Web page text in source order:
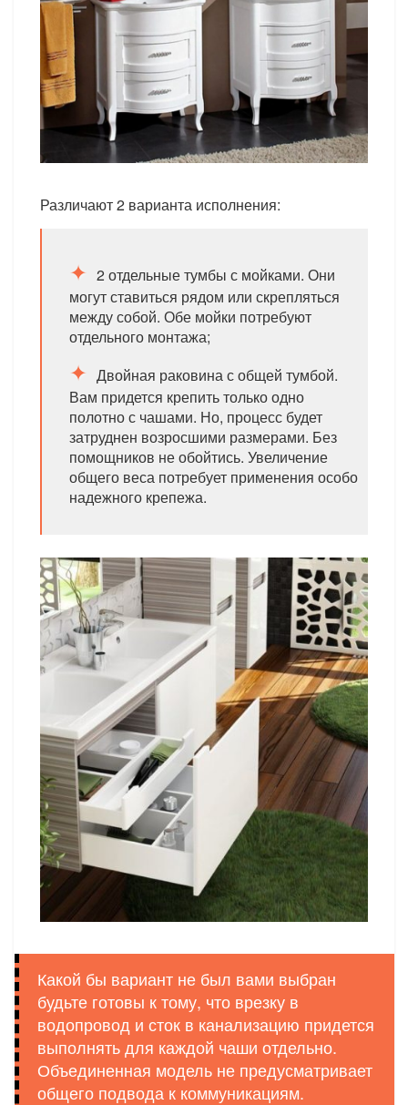
Различают 2 варианта исполнения:
2 отдельные тумбы с мойками. Они
могут ставиться рядом или скрепляться
между собой. Обе мойки потребуют
отдельного монтажа;
Двойная раковина с общей тумбой.
Вам придется крепить только одно
полотно с чашами. Но, процесс будет
затруднен возросшими размерами. Без
помощников не обойтись. Увеличение
общего веса потребует применения особо
надежного крепежа.
Какой бы вариант не был вами выбран
будьте готовы к тому, что врезку в
водопровод и сток в канализацию придется
выполнять для каждой чаши отдельно.
Объединенная модель не предусматривает
общего подвода к коммуникациям.